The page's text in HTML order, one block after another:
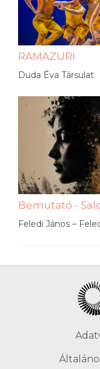
RAMAZURI
Duda Éva Társulat
Bemutató -
Feledi János –